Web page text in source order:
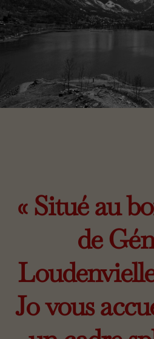
« Situé au
de
Jo vous